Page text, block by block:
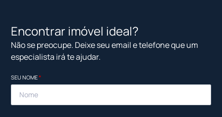
Encontrar imóvel ideal?
Não se preocupe. Deixe seu email e telefone que um
especialista irá te ajudar.
SEU NOME*